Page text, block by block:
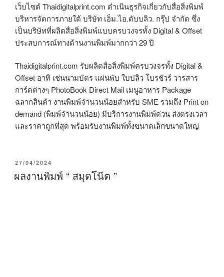
เว็บไซต์ Thaidigitalprint.com ดำเนินธุรกิจเกี่ยวกับสื่อสิ่งพิมพ์
บริหารจัดการภายใต้ บริษัท เอ็ม.ไอ.ดับบลิว. กรุ๊ป จำกัด ซึ่ง
เป็นบริษัทที่ผลิตสื่อสิ่งพิมพ์แบบครบวงจรทั้ง Digital & Offset
ประสบการณ์ทางด้านงานพิมพ์มากกว่า 29 ปี
Thaidigitalprint.com รับผลิตสื่อสิ่งพิมพ์ครบวงจรทั้ง Digital &
Offset อาทิ เช่นนามบัตร แผ่นพับ ใบปลิว โบรชัวร์ วารสาร
การ์ดต่างๆ PhotoBook Direct Mail เมนูอาหาร Package
ฉลากสินค้า งานพิมพ์จำนวนน้อยสำหรับ SME รวมถึง Print on
demand (พิมพ์จำนวนน้อย) มีบริการงานพิมพ์ด่วน ส่งตรงเวลา
และราคาถูกที่สุด พร้อมรับงานพิมพ์ทั้งขนาดเล็กขนาดใหญ่
P
S
27/04/2024
ผลงานพิมพ์ “ สมุดโน๊ต ”